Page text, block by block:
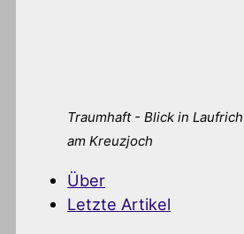
Traumhaft - Blick in
am Kreuzjoch
Über
Letzte Artikel